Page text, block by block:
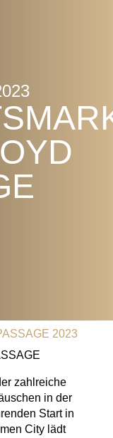
2023
zahlreiche
in der
Start in
City lädt